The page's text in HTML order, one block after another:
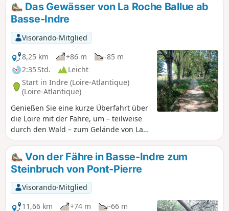
Das Gewässer von La Roche Ballue ab
Basse-Indre
Visorando-Mitglied
8,25 km
+86 m
-85 m
2:35 Std.
Leicht
Start in Indre (Loire-Atlantique)
(Loire-Atlantique)
Genießen Sie eine kurze Überfahrt über
die Loire mit der Fähre, um – teilweise
durch den Wald – zum Gelände von La
Roche Ballue zu gelangen, einem
ehemaligen Steinbruch, der in ein
Freizeitzentrum umgewandelt
wurde.Bitte beachten Sie, dass der
Zugang zum Freizeitpark nur außerhalb
der Sommersaison, von September bis
Mitte Juni, kostenlos ist.
Von der Fähre in Basse-Indre zum
Steinbruch von Pont-Pierre
Visorando-Mitglied
11,66 km
+74 m
-66 m